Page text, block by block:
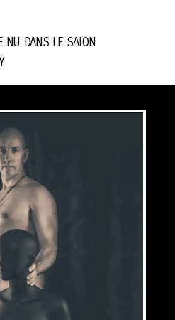
Nu Dans Le Salon